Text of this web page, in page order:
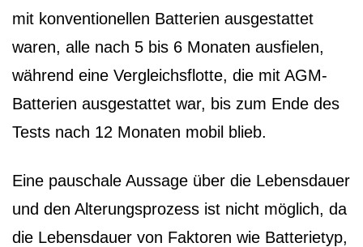
mit konventionellen Batterien ausgestattet
waren, alle nach 5 bis 6 Monaten ausfielen,
während eine Vergleichsflotte, die mit AGM-
Batterien ausgestattet war, bis zum Ende des
Tests nach 12 Monaten mobil blieb.
Eine pauschale Aussage über die Lebensdauer
und den Alterungsprozess ist nicht möglich, da
die Lebensdauer von Faktoren wie Batterietyp,